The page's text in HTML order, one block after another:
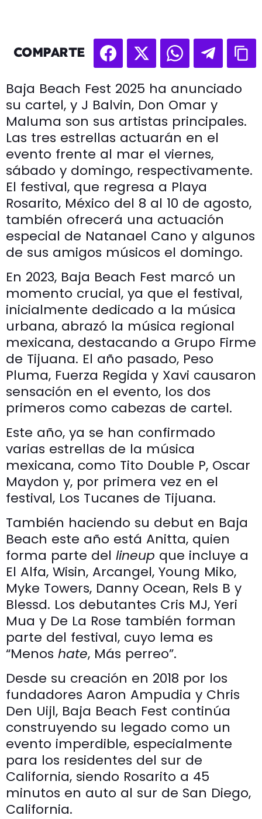
COMPARTE
Baja Beach Fest 2025 ha anunciado
su cartel, y J Balvin, Don Omar y
Maluma son sus artistas principales.
Las tres estrellas actuarán en el
evento frente al mar el viernes,
sábado y domingo, respectivamente.
El festival, que regresa a Playa
Rosarito, México del 8 al 10 de agosto,
también ofrecerá una actuación
especial de Natanael Cano y algunos
de sus amigos músicos el domingo.
En 2023, Baja Beach Fest marcó un
momento crucial, ya que el festival,
inicialmente dedicado a la música
urbana, abrazó la música regional
mexicana, destacando a Grupo Firme
de Tijuana. El año pasado, Peso
Pluma, Fuerza Regida y Xavi causaron
sensación en el evento, los dos
primeros como cabezas de cartel.
Este año, ya se han confirmado
varias estrellas de la música
mexicana, como Tito Double P, Oscar
Maydon y, por primera vez en el
festival, Los Tucanes de Tijuana.
También haciendo su debut en Baja
Beach este año está Anitta, quien
forma parte del lineup que incluye a
El Alfa, Wisin, Arcangel, Young Miko,
Myke Towers, Danny Ocean, Rels B y
Blessd. Los debutantes Cris MJ, Yeri
Mua y De La Rose también forman
parte del festival, cuyo lema es
“Menos hate, Más perreo”.
Desde su creación en 2018 por los
fundadores Aaron Ampudia y Chris
Den Uijl, Baja Beach Fest continúa
construyendo su legado como un
evento imperdible, especialmente
para los residentes del sur de
California, siendo Rosarito a 45
minutos en auto al sur de San Diego,
California.